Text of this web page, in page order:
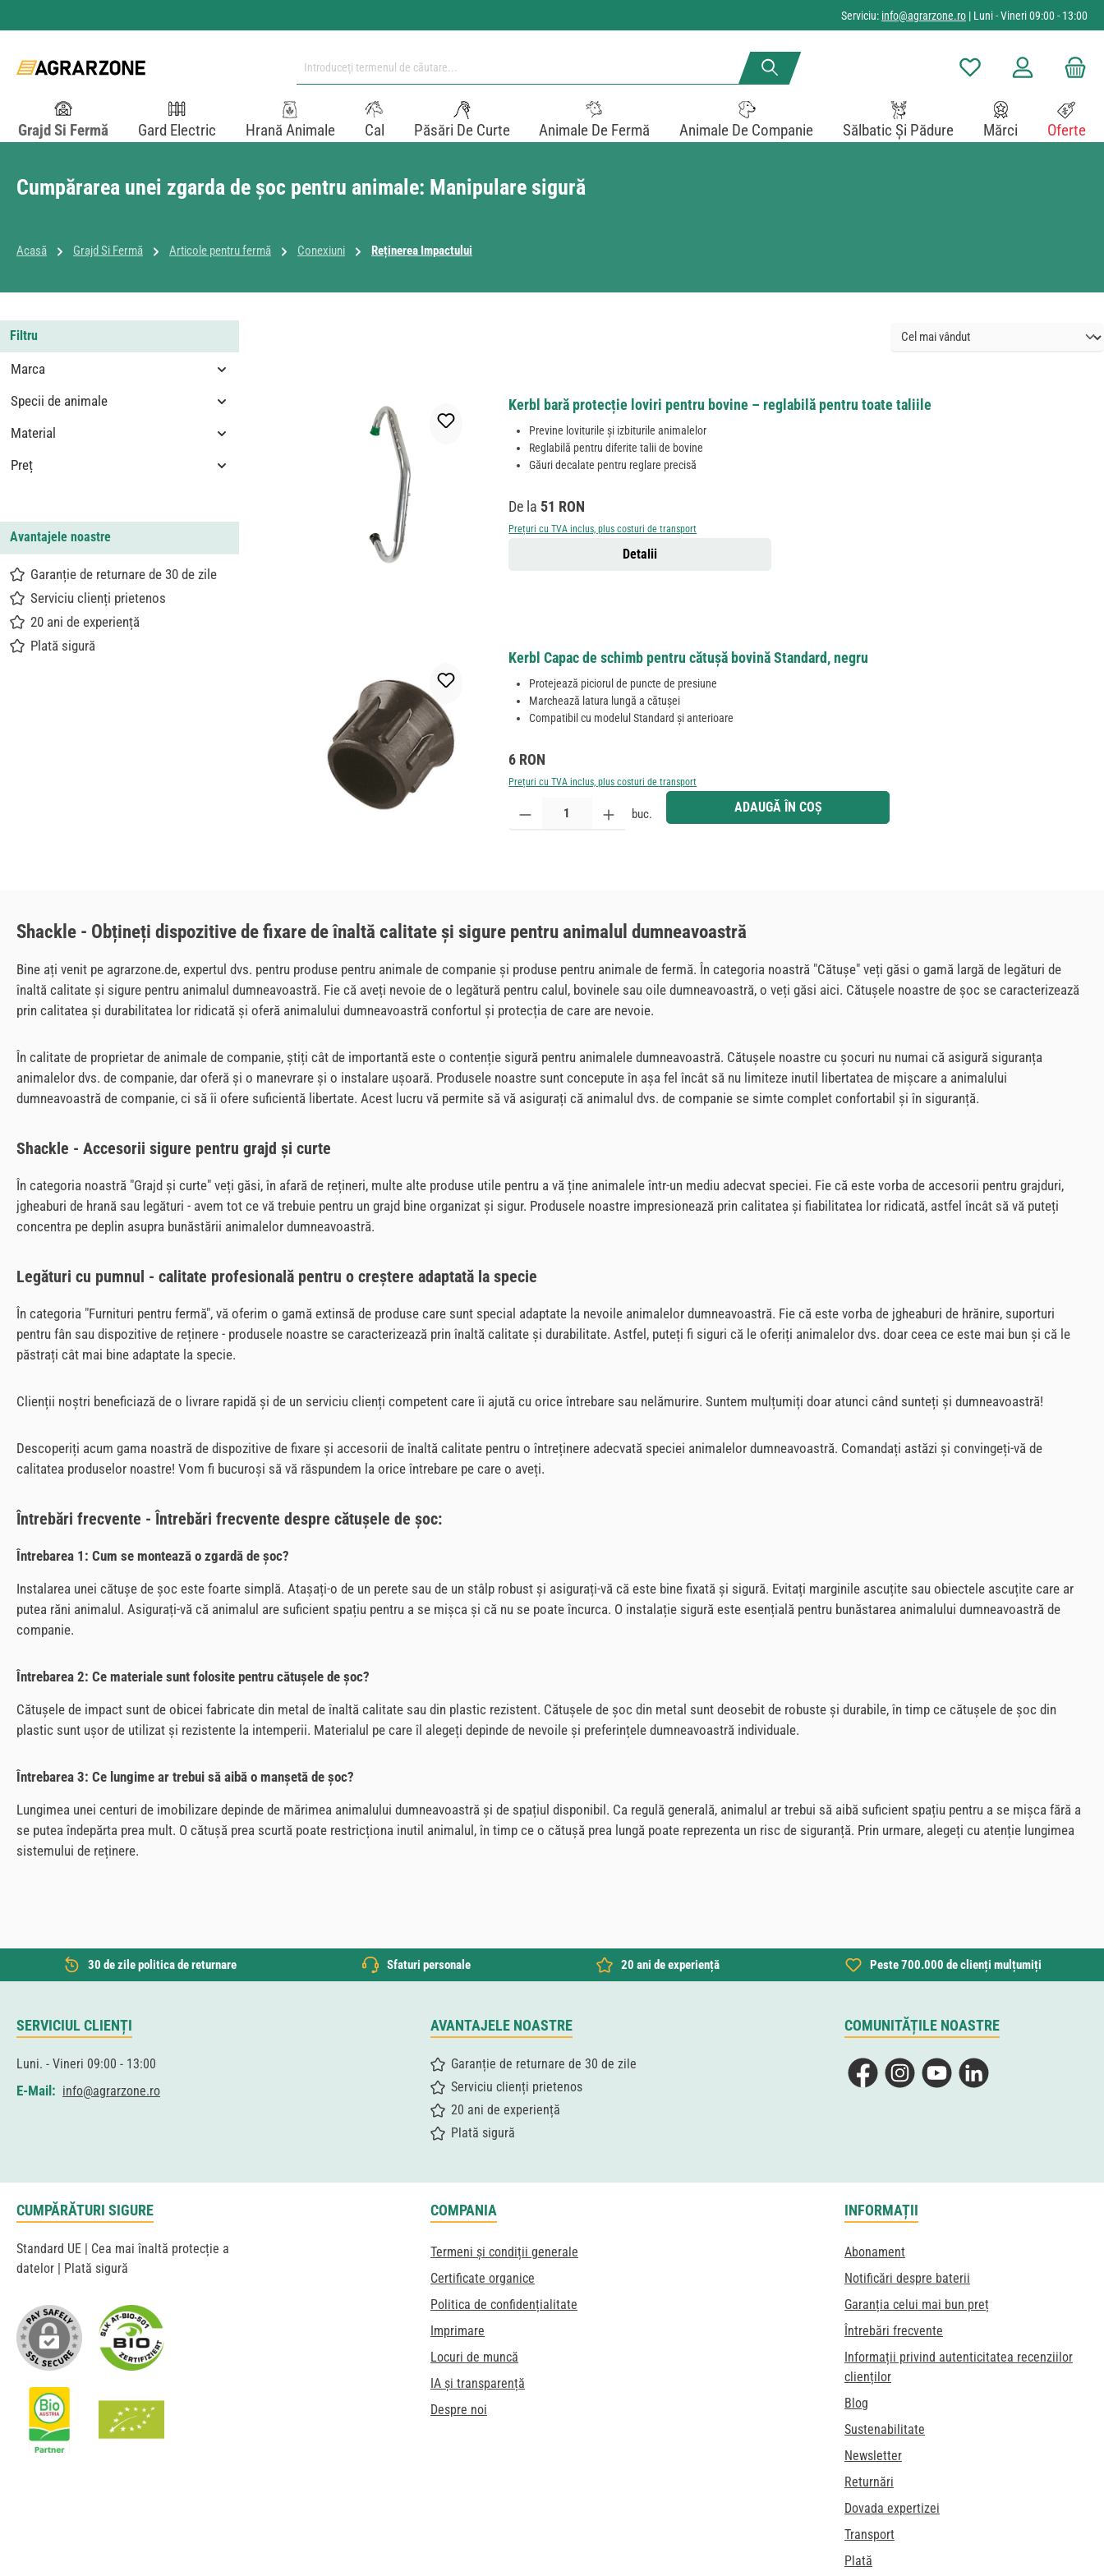
Serviciu: info@agrarzone.ro | Luni - Vineri 09:00 - 13:00
Aveți 0 articole din lista
Grajd Si Fermă Gard Electric Hrană Animale Cal Păsări De Curte Animale De Fermă Animale De Companie Sălbatic Și Pădure Mărci Oferte
Cumpărarea unei zgarda de șoc pentru animale: Manipulare sigură
Acasă Grajd Si Fermă Articole pentru fermă Conexiuni Reținerea Impactului
Filtru
Marca
Specii de animale
Material
Preț
Avantajele noastre
Garanție de returnare de 30 de zile
Serviciu clienți prietenos
20 ani de experiență
Plată sigură
Kerbl bară protecție loviri pentru bovine – reglabilă pentru toate taliile
Previne loviturile și izbiturile animalelor
Reglabilă pentru diferite talii de bovine
Găuri decalate pentru reglare precisă
Preț obișnuit:
De la 51 RON
Prețuri cu TVA inclus, plus costuri de transport
Detalii
Kerbl Capac de schimb pentru cătușă bovină Standard, negru
Protejează piciorul de puncte de presiune
Marchează latura lungă a cătușei
Compatibil cu modelul Standard și anterioare
Preț obișnuit:
6 RON
Prețuri cu TVA inclus, plus costuri de transport
Cantitate produs: Introduceți cantitatea dorită sau utilizați butoanele pentru a mări sau micșora cantitatea.
buc. ADAUGĂ ÎN COȘ
Shackle - Obțineți dispozitive de fixare de înaltă calitate și sigure pentru animalul dumneavoastră
Bine ați venit pe agrarzone.de, expertul dvs. pentru produse pentru animale de companie și produse pentru animale de fermă. În categoria noastră "Cătușe" veți găsi o gamă largă de legături de
înaltă calitate și sigure pentru animalul dumneavoastră. Fie că aveți nevoie de o legătură pentru calul, bovinele sau oile dumneavoastră, o veți găsi aici. Cătușele noastre de șoc se caracterizează
prin calitatea și durabilitatea lor ridicată și oferă animalului dumneavoastră confortul și protecția de care are nevoie.
În calitate de proprietar de animale de companie, știți cât de importantă este o contenție sigură pentru animalele dumneavoastră. Cătușele noastre cu șocuri nu numai că asigură siguranța
animalelor dvs. de companie, dar oferă și o manevrare și o instalare ușoară. Produsele noastre sunt concepute în așa fel încât să nu limiteze inutil libertatea de mișcare a animalului
dumneavoastră de companie, ci să îi ofere suficientă libertate. Acest lucru vă permite să vă asigurați că animalul dvs. de companie se simte complet confortabil și în siguranță.
Shackle - Accesorii sigure pentru grajd și curte
În categoria noastră "Grajd și curte" veți găsi, în afară de rețineri, multe alte produse utile pentru a vă ține animalele într-un mediu adecvat speciei. Fie că este vorba de accesorii pentru grajduri,
jgheaburi de hrană sau legături - avem tot ce vă trebuie pentru un grajd bine organizat și sigur. Produsele noastre impresionează prin calitatea și fiabilitatea lor ridicată, astfel încât să vă puteți
concentra pe deplin asupra bunăstării animalelor dumneavoastră.
Legături cu pumnul - calitate profesională pentru o creștere adaptată la specie
În categoria "Furnituri pentru fermă", vă oferim o gamă extinsă de produse care sunt special adaptate la nevoile animalelor dumneavoastră. Fie că este vorba de jgheaburi de hrănire, suporturi
pentru fân sau dispozitive de reținere - produsele noastre se caracterizează prin înaltă calitate și durabilitate. Astfel, puteți fi siguri că le oferiți animalelor dvs. doar ceea ce este mai bun și că le
păstrați cât mai bine adaptate la specie.
Clienții noștri beneficiază de o livrare rapidă și de un serviciu clienți competent care îi ajută cu orice întrebare sau nelămurire. Suntem mulțumiți doar atunci când sunteți și dumneavoastră!
Descoperiți acum gama noastră de dispozitive de fixare și accesorii de înaltă calitate pentru o întreținere adecvată speciei animalelor dumneavoastră. Comandați astăzi și convingeți-vă de
calitatea produselor noastre! Vom fi bucuroși să vă răspundem la orice întrebare pe care o aveți.
Întrebări frecvente - Întrebări frecvente despre cătușele de șoc:
Întrebarea 1: Cum se montează o zgardă de șoc?
Instalarea unei cătușe de șoc este foarte simplă. Atașați-o de un perete sau de un stâlp robust și asigurați-vă că este bine fixată și sigură. Evitați marginile ascuțite sau obiectele ascuțite care ar
putea răni animalul. Asigurați-vă că animalul are suficient spațiu pentru a se mișca și că nu se poate încurca. O instalație sigură este esențială pentru bunăstarea animalului dumneavoastră de
companie.
Întrebarea 2: Ce materiale sunt folosite pentru cătușele de șoc?
Cătușele de impact sunt de obicei fabricate din metal de înaltă calitate sau din plastic rezistent. Cătușele de șoc din metal sunt deosebit de robuste și durabile, în timp ce cătușele de șoc din
plastic sunt ușor de utilizat și rezistente la intemperii. Materialul pe care îl alegeți depinde de nevoile și preferințele dumneavoastră individuale.
Întrebarea 3: Ce lungime ar trebui să aibă o manșetă de șoc?
Lungimea unei centuri de imobilizare depinde de mărimea animalului dumneavoastră și de spațiul disponibil. Ca regulă generală, animalul ar trebui să aibă suficient spațiu pentru a se mișca fără a
se putea îndepărta prea mult. O cătușă prea scurtă poate restricționa inutil animalul, în timp ce o cătușă prea lungă poate reprezenta un risc de siguranță. Prin urmare, alegeți cu atenție lungimea
sistemului de reținere.
30 de zile politica de returnare Sfaturi personale 20 ani de experiență Peste 700.000 de clienți mulțumiți
SERVICIUL CLIENȚI
Luni. - Vineri 09:00 - 13:00
E-Mail: info@agrarzone.ro
AVANTAJELE NOASTRE
Garanție de returnare de 30 de zile
Serviciu clienți prietenos
20 ani de experiență
Plată sigură
COMUNITĂȚILE NOASTRE
FacebookInstagramYouTubeLinkedIn
CUMPĂRĂTURI SIGURE
Standard UE | Cea mai înaltă protecție a
datelor | Plată sigură
COMPANIA
Termeni și condiții generale
Certificate organice
Politica de confidențialitate
Imprimare
Locuri de muncă
IA și transparență
Despre noi
INFORMAȚII
Abonament
Notificări despre baterii
Garanția celui mai bun preț
Întrebări frecvente
Informații privind autenticitatea recenziilor
clienților
Blog
Sustenabilitate
Newsletter
Returnări
Dovada expertizei
Transport
Plată